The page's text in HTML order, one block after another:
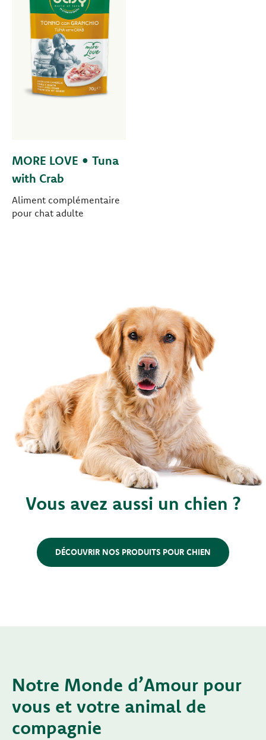
MORE LOVE • Tuna
with Crab
Aliment complémentaire
pour chat adulte
Vous avez aussi un chien ?
DÉCOUVRIR NOS PRODUITS POUR CHIEN
Notre Monde d’Amour pour
vous et votre animal de
compagnie